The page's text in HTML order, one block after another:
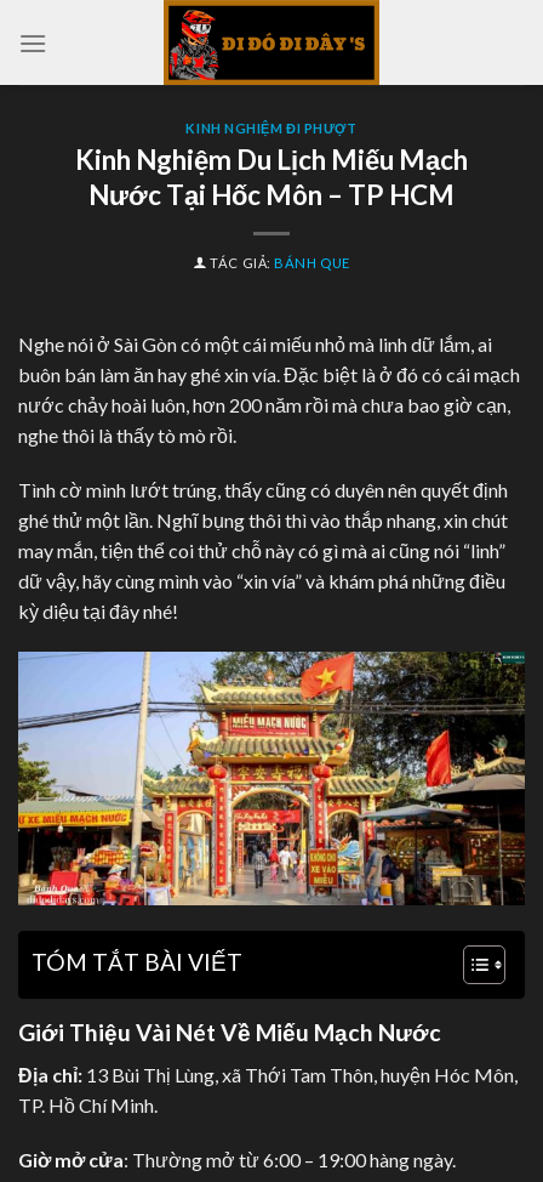
KINH NGHIỆM ĐI PHƯỢT
Kinh Nghiệm Du Lịch Miếu Mạch
Nước Tại Hốc Môn – TP HCM
TÁC GIẢ:BÁNH QUE
Nghe nói ở Sài Gòn có một cái miếu nhỏ mà linh dữ lắm, ai
buôn bán làm ăn hay ghé xin vía. Đặc biệt là ở đó có cái mạch
nước chảy hoài luôn, hơn 200 năm rồi mà chưa bao giờ cạn,
nghe thôi là thấy tò mò rồi.
Tình cờ mình lướt trúng, thấy cũng có duyên nên quyết định
ghé thử một lần. Nghĩ bụng thôi thì vào thắp nhang, xin chút
may mắn, tiện thể coi thử chỗ này có gì mà ai cũng nói “linh”
dữ vậy, hãy cùng mình vào “xin vía” và khám phá những điều
kỳ diệu tại đây nhé!
TÓM TẮT BÀI VIẾT
Giới Thiệu Vài Nét Về Miếu Mạch Nước
Địa chỉ: 13 Bùi Thị Lùng, xã Thới Tam Thôn, huyện Hóc Môn,
TP. Hồ Chí Minh.
Giờ mở cửa: Thường mở từ 6:00 – 19:00 hàng ngày.